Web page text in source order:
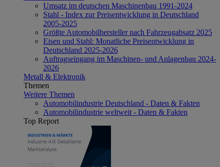
Umsatz im deutschen Maschinenbau 1991-2024
Stahl - Index zur Preisentwicklung in Deutschland
2005-2025
Größte Automobilhersteller nach Fahrzeugabsatz 2025
Eisen und Stahl: Monatliche Preisentwicklung in
Deutschland 2025-2026
Auftragseingang im Maschinen- und Anlagenbau 2024-
2026
Metall & Elektronik
Themen
Weitere Themen
Automobilindustrie Deutschland - Daten & Fakten
Automobilindustrie weltweit - Daten & Fakten
Top Report